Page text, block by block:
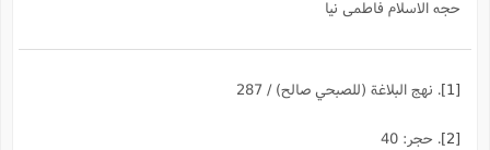
حجه الاسلام فاطمی نیا
. نهج البلاغة (للصبحي صالح) / 287
. حجر: 40